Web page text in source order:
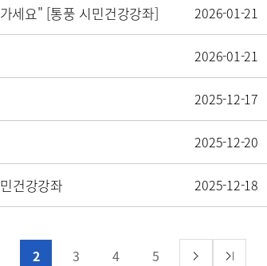
세요" [통풍 시민건강강좌] 2026-01-21
2026-01-21
2025-12-17
2025-12-20
건강강좌 2025-12-18
2 3 4 5